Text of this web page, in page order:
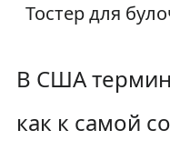
Тостер для
В США термин
как к самой